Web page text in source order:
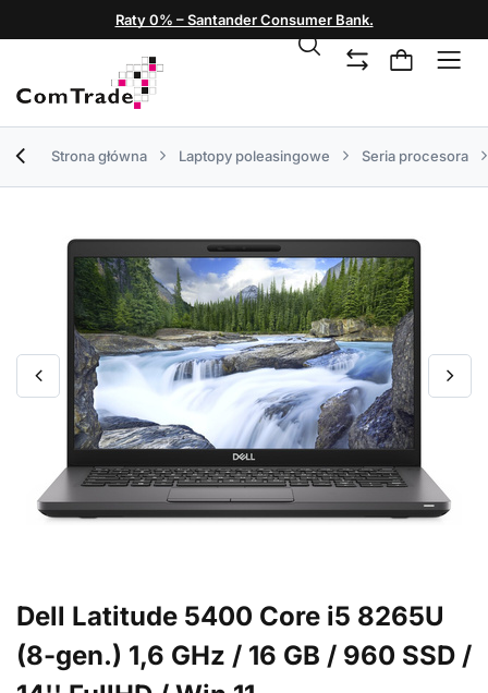
Raty 0% – Santander Consumer Bank.
Strona główna Laptopy poleasingowe Seria procesora
Dell Latitude 5400 Core i5 8265U
(8-gen.) 1,6 GHz / 16 GB / 960 SSD /